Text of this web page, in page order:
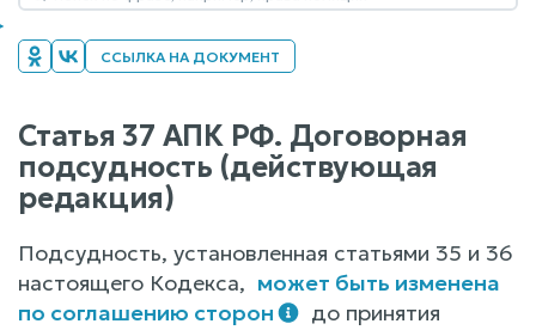
ССЫЛКА НА ДОКУМЕНТ
Статья 37 АПК РФ. Договорная
подсудность (действующая
редакция)
Подсудность, установленная статьями 35 и 36
настоящего Кодекса, может быть изменена
по соглашению сторон
до принятия